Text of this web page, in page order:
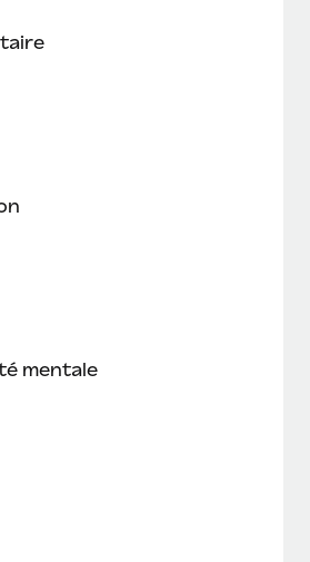
mentale